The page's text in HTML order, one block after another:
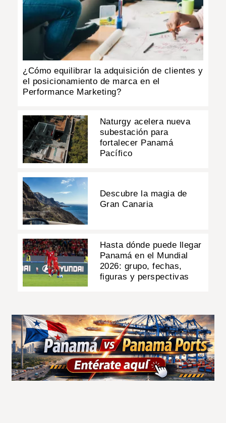
¿Cómo equilibrar la adquisición de clientes y
el posicionamiento de marca en el
Performance Marketing?
Naturgy acelera nueva
subestación para
fortalecer Panamá
Pacífico
Descubre la magia de
Gran Canaria
Hasta dónde puede llegar
Panamá en el Mundial
2026: grupo, fechas,
figuras y perspectivas